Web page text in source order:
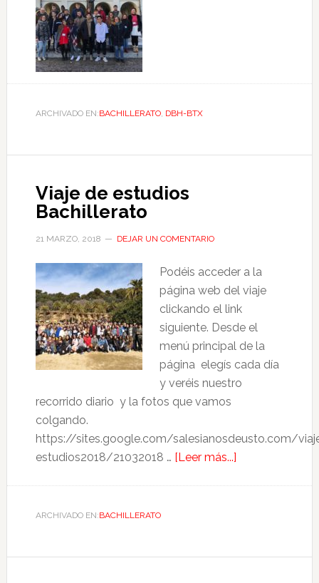
ARCHIVADO EN:BACHILLERATO, DBH-BTX
Viaje de estudios
Bachillerato
21 MARZO, 2018 DEJAR UN COMENTARIO
Podéis acceder a la
página web del viaje
clickando el link
siguiente. Desde el
menú principal de la
página elegís cada día
y veréis nuestro
recorrido diario y la fotos que vamos
colgando.
https://sites.google.com/salesianosdeusto.com/
estudios2018/21032018 … [Leer más...]
ARCHIVADO EN:BACHILLERATO